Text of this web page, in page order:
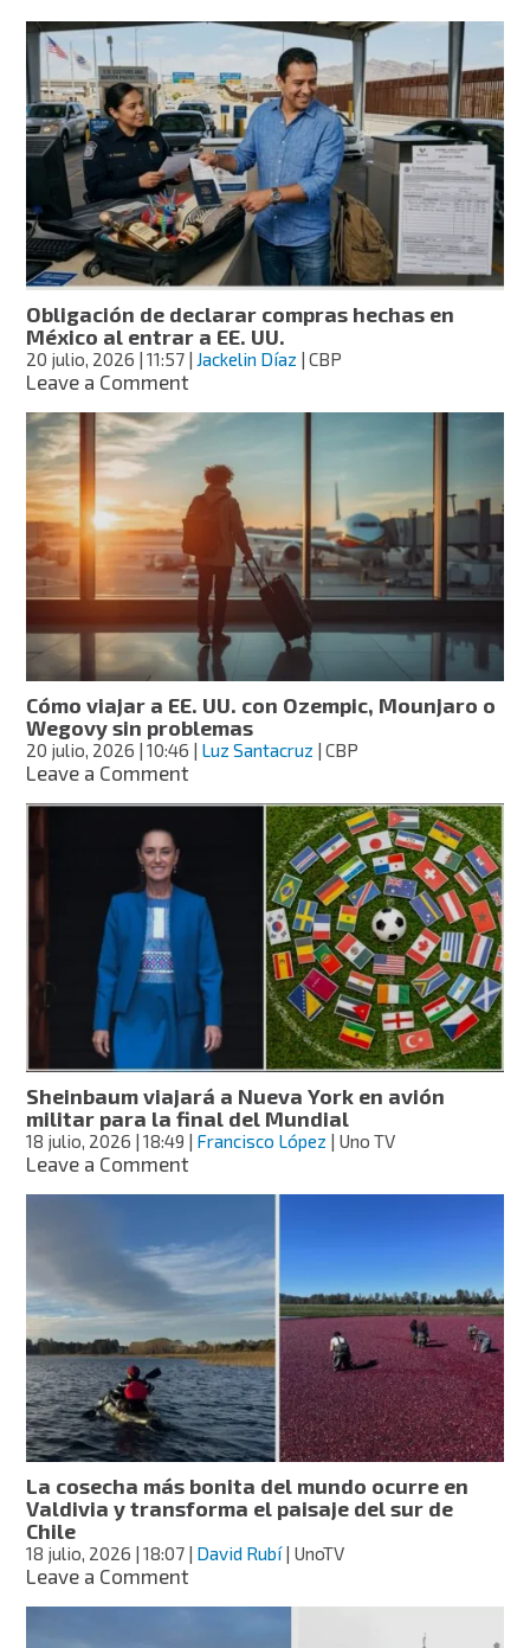
pausa?
Esto
puedes
exigir
si
tu
vuelo
se
retrasa
Obligación de declarar compras hechas en
México al entrar a EE. UU.
20 julio, 2026 | 11:57 | Jackelin Díaz | CBP
Leave a Commenton
de
compras
hechas
México
al
entrar
EE.
UU.
Cómo viajar a EE. UU. con Ozempic, Mounjaro o
Wegovy sin problemas
20 julio, 2026 | 10:46 | Luz Santacruz | CBP
Leave a Commenton
UU.
con
Ozempic,
Mounjaro
o
Wegovy
sin
problemas
Sheinbaum viajará a Nueva York en avión
militar para la final del Mundial
18 julio, 2026 | 18:49 | Francisco López | Uno TV
Leave a Commenton
Nueva
York
militar
para
la
final
del
Mundial
La cosecha más bonita del mundo ocurre en
Valdivia y transforma el paisaje del sur de
Chile
18 julio, 2026 | 18:07 David Rubí| UnoTV
Leave a Commenton